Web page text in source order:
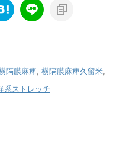
隔膜麻痺, 横隔膜麻痺久留米,
系ストレッチ